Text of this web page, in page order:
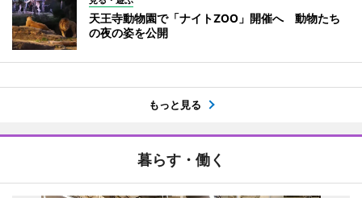
天王寺動物園で「ナイトZOO」開催へ 動物たち
の夜の姿を公開
もっと見る
暮らす・働く